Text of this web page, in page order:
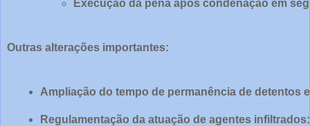
Execução da pena após condenação em
Outras alterações importantes:
Ampliação do tempo de permanência de detentos
Regulamentação da atuação de agentes infiltrados: